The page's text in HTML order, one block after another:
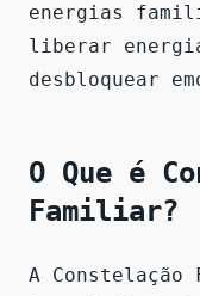
energias
liberar
desbloquear
O Que é
Familiar?
A Constelação